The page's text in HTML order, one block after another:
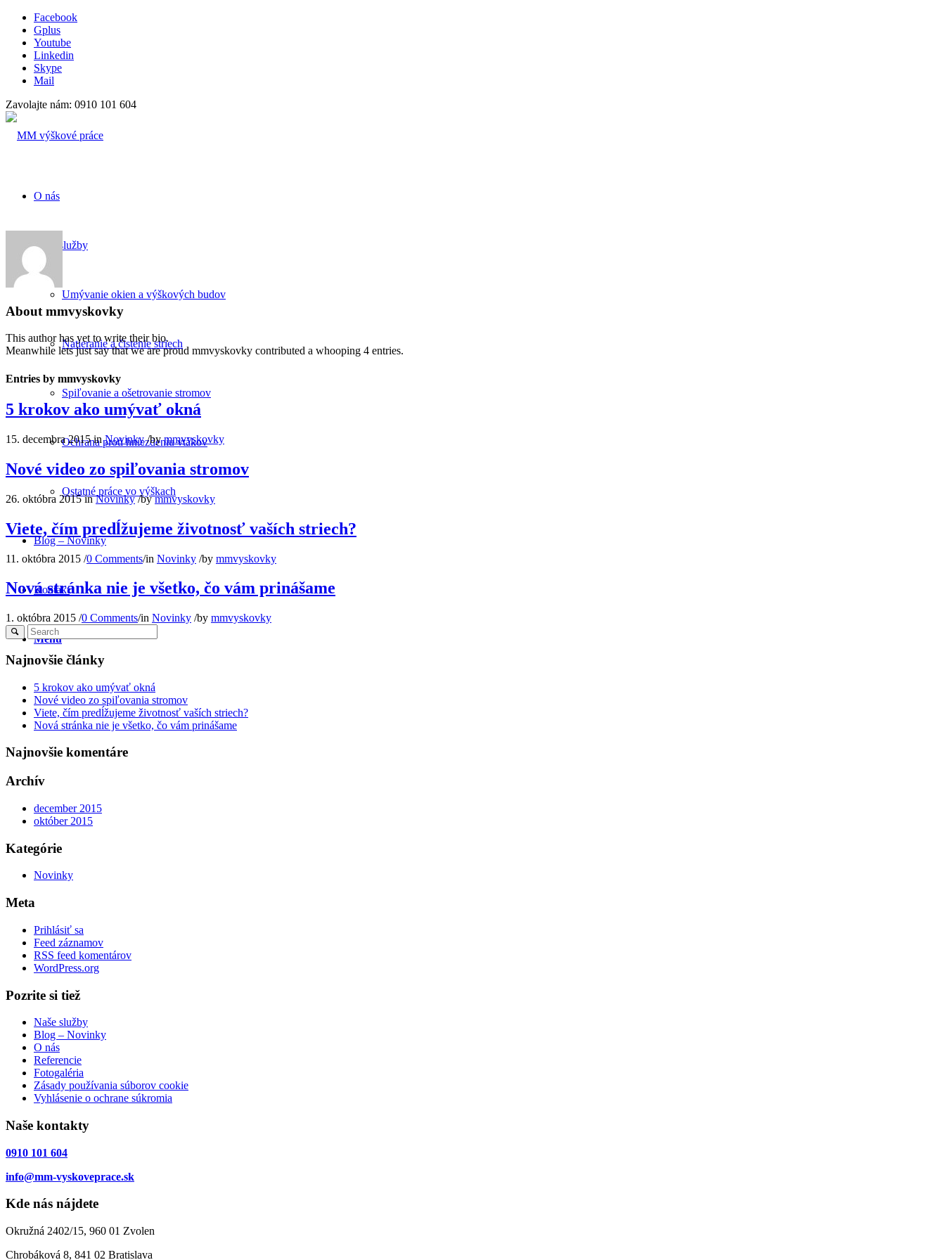
Facebook
Gplus
Youtube
Linkedin
Skype
Mail
Zavolajte nám: 0910 101 604
O nás
Naše služby
Umývanie okien a výškových budov
Natieranie a čistenie striech
Spiľovanie a ošetrovanie stromov
Ochrana proti hniezdeniu vtákov
Ostatné práce vo výškach
Blog – Novinky
Kontakt
Menu
About mmvyskovky
This author has yet to write their bio.
Meanwhile lets just say that we are proud mmvyskovky contributed a whooping 4 entries.
Entries by mmvyskovky
5 krokov ako umývať okná
15. decembra 2015 inNovinky /bymmvyskovky
Nové video zo spiľovania stromov
26. októbra 2015 inNovinky /bymmvyskovky
Viete, čím predĺžujeme životnosť vaších striech?
11. októbra 2015 /0 Comments/in Novinky /by mmvyskovky
Nová stránka nie je všetko, čo vám prinášame
1. októbra 2015 /0 Comments/in Novinky /by mmvyskovky
Najnovšie články
5 krokov ako umývať okná
Nové video zo spiľovania stromov
Viete, čím predĺžujeme životnosť vaších striech?
Nová stránka nie je všetko, čo vám prinášame
Najnovšie komentáre
Archív
december 2015
október 2015
Kategórie
Novinky
Meta
Prihlásiť sa
Feed záznamov
RSS feed komentárov
WordPress.org
Pozrite si tiež
Naše služby
Blog – Novinky
O nás
Referencie
Fotogaléria
Zásady používania súborov cookie
Vyhlásenie o ochrane súkromia
Naše kontakty
0910 101 604
info@mm-vyskoveprace.sk
Kde nás nájdete
Okružná 2402/15, 960 01 Zvolen
Chrobáková 8, 841 02 Bratislava